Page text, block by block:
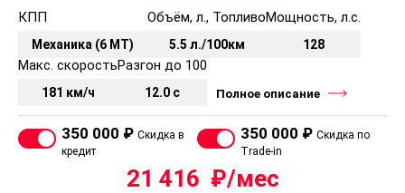
КПП
Механика (6 MT)
Объём, л., Топливо
5.5 л./100км
Мощность, л.с.
128
Макс. скорость
181 км/ч
Разгон до 100
12.0 с Полное описание
350 000 ₽ Скидка в
кредит
350 000 ₽ Скидка по
Trade-in
21 416